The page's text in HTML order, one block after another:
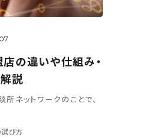
の違いや仕組み・
説
ネットワークのことで、
び方